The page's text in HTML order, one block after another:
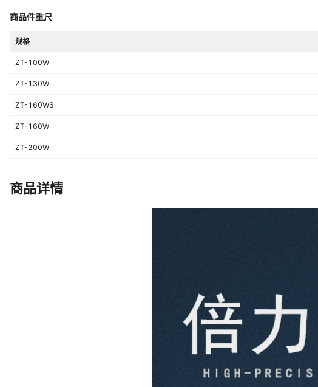
商品件重尺
规格
ZT-100W
ZT-130W
ZT-160WS
ZT-160W
ZT-200W
商品详情